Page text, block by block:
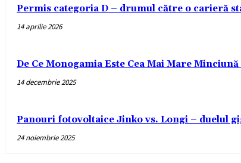
Permis categoria D – drumul către o carieră
14 aprilie 2026
De Ce Monogamia Este Cea Mai Mare
14 decembrie 2025
Panouri fotovoltaice Jinko vs. Longi – duelul
24 noiembrie 2025